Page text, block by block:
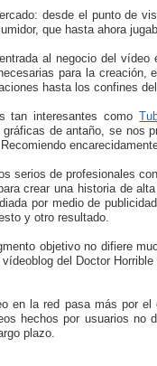
desde el punto de
que hasta ahora
al negocio del
para la creación,
hasta los confines del
tan interesantes como
de antaño, se nos
serios de profesionales
crear una historia de alta
por medio de
y otro resultado.
objetivo no difiere
del Doctor
en la red pasa más por el
hechos por usuarios no
plazo.